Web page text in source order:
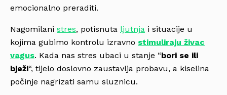
emocionalno preraditi.
Nagomilani stres, potisnuta ljutnja i situacije u
kojima gubimo kontrolu izravno stimuliraju živac
vagus. Kada nas stres ubaci u stanje “bori se ili
bježi“, tijelo doslovno zaustavlja probavu, a kiselina
počinje nagrizati samu sluznicu.